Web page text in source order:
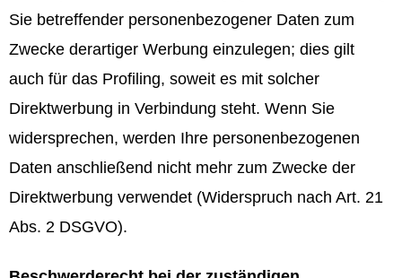
Sie betreffender personenbezogener Daten zum
Zwecke derartiger Werbung einzulegen; dies gilt
auch für das Profiling, soweit es mit solcher
Direktwerbung in Verbindung steht. Wenn Sie
widersprechen, werden Ihre personenbezogenen
Daten anschließend nicht mehr zum Zwecke der
Direktwerbung verwendet (Widerspruch nach Art. 21
Abs. 2 DSGVO).